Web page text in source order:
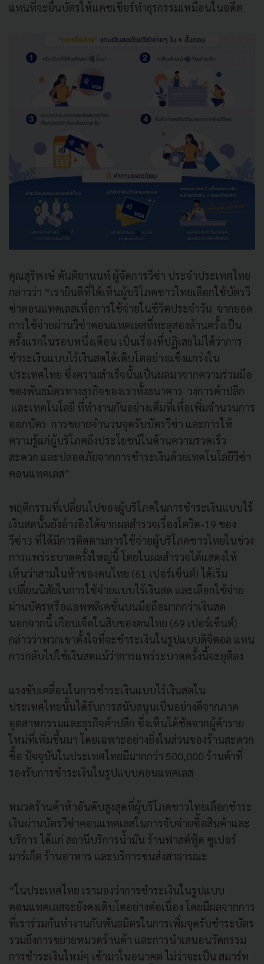
แทนที่จะยื่นบัตรให้แคชเชียร์ทำธุรกรรมเหมือนในอดีต
คุณสุริพงษ์ ตันติยานนท์ ผู้จัดการวีซ่า ประจำประเทศไทย
กล่าวว่า “เรายินดีที่ได้เห็นผู้บริโภคชาวไทยเลือกใช้บัตรวี
ซ่าคอนแทคเลสเพื่อการใช้จ่ายในชีวิตประจำวัน จากยอด
การใช้จ่ายผ่านวีซ่าคอนแทคเลสที่ทะลุสองล้านครั้งเป็น
ครั้งแรกในรอบหนึ่งเดือน เป็นเรื่องที่ปฏิเสธไม่ได้ว่าการ
ชำระเงินแบบไร้เงินสดได้เติบโตอย่างแข็งแกร่งใน
ประเทศไทย ซึ่งความสำเร็จนั้นเป็นผลมาจากความร่วมมือ
ของพันธมิตรทางธุรกิจของเราทั้งธนาคาร วงการค้าปลีก
และเทคโนโลยี ที่ทำงานกันอย่างเต็มที่เพื่อเพิ่มจำนวนการ
ออกบัตร การขยายจำนวนจุดรับบัตรวีซ่า และการให้
ความรู้แก่ผู้บริโภคถึงประโยชน์ในด้านความรวดเร็ว
สะดวก และปลอดภัยจากการชำระเงินด้วยเทคโนโลยีวีซ่า
คอนแทคเลส”
พฤติกรรมที่เปลี่ยนไปของผู้บริโภคในการชำระเงินแบบไร้
เงินสดนั้นยังอ้างอิงได้จากผลสำรวจเรื่องโควิด-19 ของ
วีซ่า3 ที่ได้มีการติดตามการใช้จ่ายผู้บริโภคชาวไทยในช่วง
การแพร่ระบาดครั้งใหญ่นี้ โดยในผลสำรวจได้แสดงให้
เห็นว่าสามในห้าของคนไทย (61 เปอร์เซ็นต์) ได้เริ่ม
เปลี่ยนนิสัยในการใช้จ่ายแบบไร้เงินสด และเลือกใช้จ่าย
ผ่านบัตรหรือแอพพลิเคชั่นบนมือถือมากกว่าเงินสด
นอกจากนี้ เกือบเจ็ดในสิบของคนไทย (69 เปอร์เซ็นต์)
กล่าวว่าพวกเขาตั้งใจที่จะชำระเงินในรูปแบบดิจิตอล แทน
การกลับไปใช้เงินสดแม้ว่าการแพร่ระบาดครั้งนี้จะยุติลง
แรงขับเคลื่อนในการชำระเงินแบบไร้เงินสดใน
ประเทศไทยนั้นได้รับการสนับสนุนเป็นอย่างดีจากภาค
อุตสาหกรรมและธุรกิจค้าปลีก ซึ่งเห็นได้ชัดจากผู้ค้าราย
ใหม่ที่เพิ่มขึ้นมา โดยเฉพาะอย่างยิ่งในส่วนของร้านสะดวก
ซื้อ ปัจจุบันในประเทศไทยมีมากกว่า 500,000 ร้านค้าที่
รองรับการชำระเงินในรูปแบบคอนแทคเลส
หมวดร้านค้าห้าอันดับสูงสุดที่ผู้บริโภคชาวไทยเลือกชำระ
เงินผ่านบัตรวีซ่าคอนแทคเลสในการจับจ่ายซื้อสินค้าและ
บริการ ได้แก่ สถานีบริการน้ำมัน ร้านฟาสต์ฟู้ด ซูเปอร์
มาร์เก็ต ร้านอาหาร และบริการขนส่งสาธารณะ
“ในประเทศไทย เรามองว่าการชำระเงินในรูปแบบ
คอนแทคเลสจะยังคงเติบโตอย่างต่อเนื่อง โดยมีผลจากการ
ที่เราร่วมกันทำงานกับพันธมิตรในการเพิ่มจุดรับชำระบัตร
รวมถึงการขยายหมวดร้านค้า และการนำเสนอนวัตกรรม
การชำระเงินใหม่ๆ เข้ามาในอนาคต ไม่ว่าจะเป็น สมาร์ท